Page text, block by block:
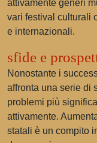
attivamente generi
vari festival culturali
e internazionali.
sfide e
Nonostante i
affronta una serie di
problemi più
attivamente.
statali è un compito